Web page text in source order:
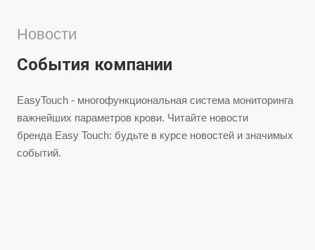
Новости
События компании
EasyTouch - многофункциональная система мониторинга
важнейших параметров крови. Читайте новости
бренда Easy Touch: будьте в курсе новостей и значимых
событий.